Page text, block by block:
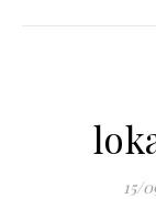
15/